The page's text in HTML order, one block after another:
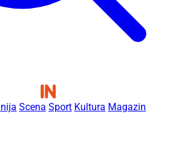
Scena Sport Kultura Magazin